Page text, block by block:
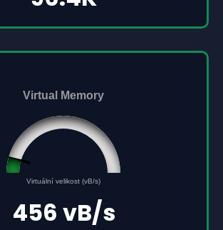
Virtual Memory
45561691
Virtuální velikost (vB/s)500000000
456 vB/s